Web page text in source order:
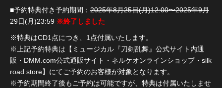
■予約特典付き予約期間： 2025年8月25日(月)12:00〜2025年9月
29日(月)23:59 ※終了しました
※特典はCD1点につき、1点付属いたします。
※上記予約特典は【ミュージカル『刀剣乱舞』公式サイト内通
販・DMM.com公式通販サイト・ネルケオンラインショップ・silk
road store】にてご予約のお客様が対象となります。
※予約期間終了後もご予約は可能ですが、特典は付属いたしませ